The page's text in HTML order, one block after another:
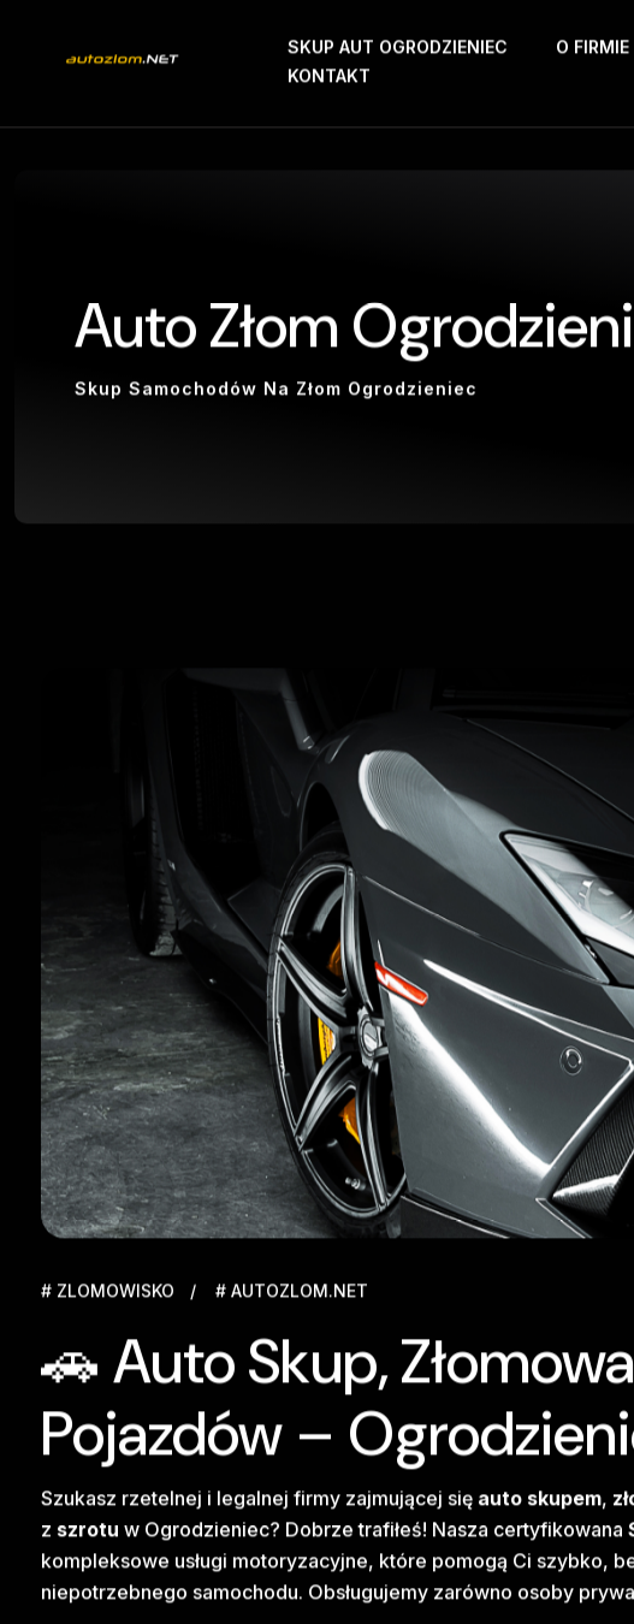
SKUP AUT OGRODZIENIEC O FIRMIE
KONTAKT
Auto Złom
Skup Samochodów Na Złom Ogrodzieniec
# ZLOMOWISKO # AUTOZLOM.NET
🚗 Auto Skup,
Pojazdów –
Szukasz rzetelnej i legalnej firmy zajmującej się auto skupem,
z szrotu w Ogrodzieniec? Dobrze trafiłeś! Nasza certyfikowana
kompleksowe usługi motoryzacyjne, które pomogą Ci szybko,
niepotrzebnego samochodu. Obsługujemy zarówno osoby